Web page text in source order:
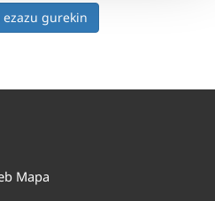
ezazu gurekin
Mapa